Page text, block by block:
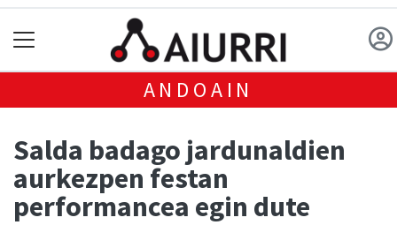
ANDOAIN
Salda badago jardunaldien
aurkezpen festan
performancea egin dute